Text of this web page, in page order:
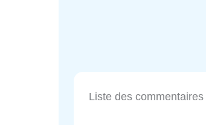
Liste des commentaires